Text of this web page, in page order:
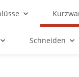
Schneiden